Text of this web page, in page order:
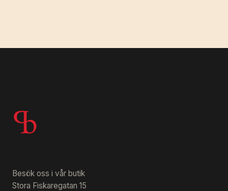
Besök oss i vår butik
Stora Fiskaregatan 15